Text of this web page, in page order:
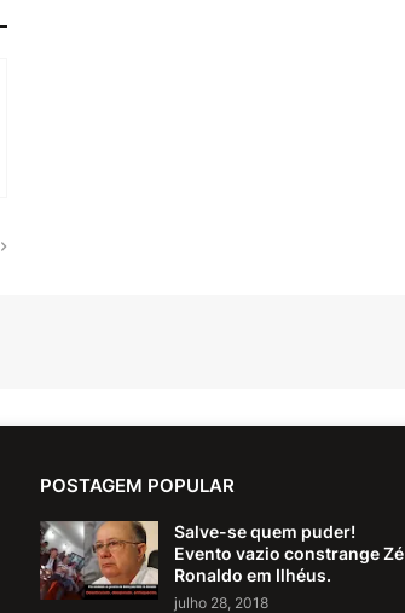
POSTAGEM POPULAR
Salve-se quem puder!
Evento vazio constrange Zé
Ronaldo em Ilhéus.
julho 28, 2018